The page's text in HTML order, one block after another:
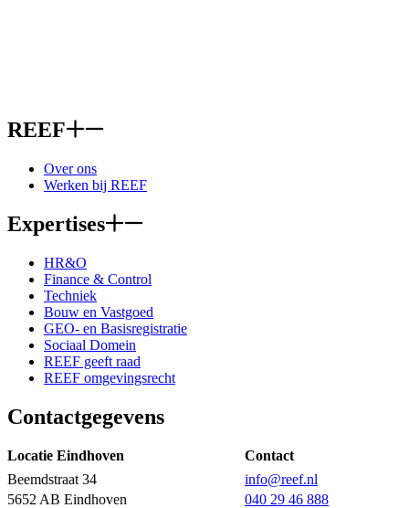
REEF
Over ons
Werken bij REEF
Expertises
HR&O
Finance & Control
Techniek
Bouw en Vastgoed
GEO- en Basisregistratie
Sociaal Domein
REEF geeft raad
REEF omgevingsrecht
Contactgegevens
Locatie Eindhoven
Contact
Beemdstraat 34
info@reef.nl
5652 AB Eindhoven
040 29 46 888